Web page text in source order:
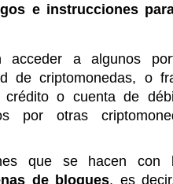
e instrucciones
acceder a algunos
de criptomonedas, o
o cuenta de
por otras
que se hacen con
de bloques, es